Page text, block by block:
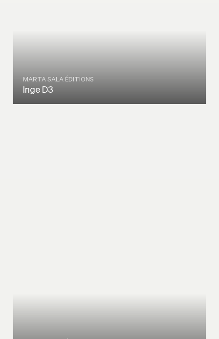
MARTA SALA ÉDITIONS
Inge D3